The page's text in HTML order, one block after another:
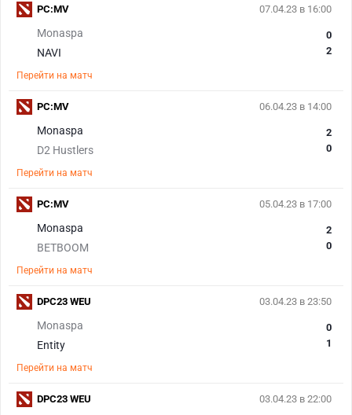
07.04.23 в 16:00
Monaspa
NAVI
0
2
Перейти на матч
PC:MV
06.04.23 в 14:00
Monaspa
D2 Hustlers
2
0
Перейти на матч
PC:MV
05.04.23 в 17:00
Monaspa
BETBOOM
2
0
Перейти на матч
PC:MV
03.04.23 в 23:50
Monaspa
Entity
0
1
Перейти на матч
DPC23 WEU
03.04.23 в 22:00
DPC23 WEU